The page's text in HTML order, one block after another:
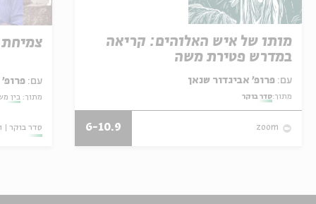
מותו של איש האלוהים: קריאה
במדרש פטירת משה
עם:
מתוך:סדר בוקר
zoom
6-10.9
צמיחת
עם:
מתוך: בין
סדר בוקר